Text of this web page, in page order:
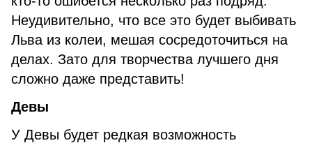
Неудивительно, что все это будет выбивать
Льва из колеи, мешая сосредоточиться на
делах. Зато для творчества лучшего дня
сложно даже представить!
Девы
У Девы будет редкая возможность